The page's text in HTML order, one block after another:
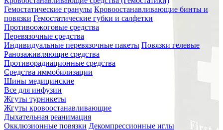
Гемостатические гранулы Кровоостанавливающие бинты и
повязки Гемостатические губки и салфетки
Противоожоговые средства
Перевязочные средства
Индивидуальные перевязочные пакеты Повязки гелевые
Ранозаживляющие средства
Противорадиационные средства
Средства иммобилизации
Шины медицинские
Все для инфузии
Жгуты турникеты
Жгуты кровоостанавливающие
Дыхательная реанимация
Окклюзионные повязки Декомпрессионные иглы